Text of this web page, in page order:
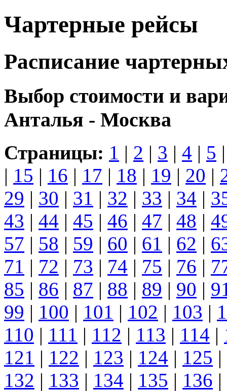
Чартерные рейсы
Расписание
Выбор стоимости и
Анталья - Москва
Страницы: 1 | 2 | 3 | 4 | 5
| 15 | 16 | 17 | 18 | 19 | 20 |
29 | 30 | 31 | 32 | 33 | 34 |
43 | 44 | 45 | 46 | 47 | 48 |
57 | 58 | 59 | 60 | 61 | 62 |
71 | 72 | 73 | 74 | 75 | 76 |
85 | 86 | 87 | 88 | 89 | 90 |
99 | 100 | 101 | 102 | 103 |
110 | 111 | 112 | 113 | 114 |
121 | 122 | 123 | 124 | 125 |
132 | 133 | 134 | 135 | 136 |